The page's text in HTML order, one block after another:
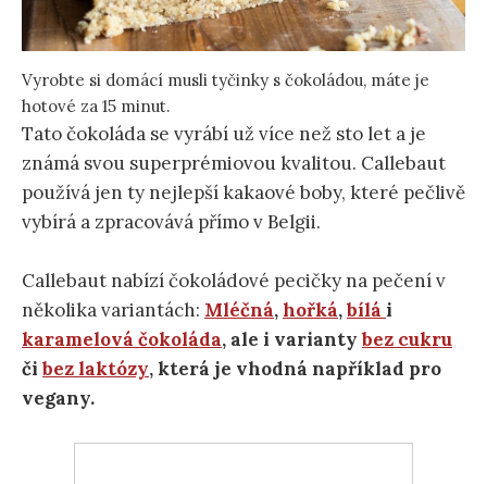
Vyrobte si domácí musli tyčinky s čokoládou, máte je
hotové za 15 minut.
Tato čokoláda se vyrábí už více než sto let a je
známá svou superprémiovou kvalitou. Callebaut
používá jen ty nejlepší kakaové boby, které pečlivě
vybírá a zpracovává přímo v Belgii.
Callebaut nabízí čokoládové pecičky na pečení v
několika variantách: Mléčná,hořká,bílá i
karamelová čokoláda, ale i variantybez cukru
čibez laktózy, která je vhodná například pro
vegany.